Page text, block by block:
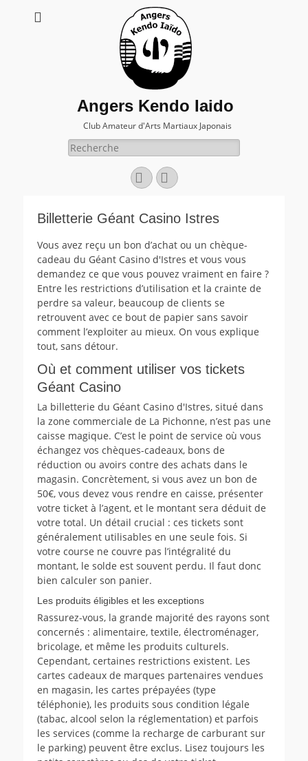
Angers Kendo Iaido
Club Amateur d'Arts Martiaux Japonais
Rechercher :
Facebook
E-
mail
Billetterie Géant Casino Istres
Vous avez reçu un bon d’achat ou un chèque-
cadeau du Géant Casino d'Istres et vous vous
demandez ce que vous pouvez vraiment en faire ?
Entre les restrictions d’utilisation et la crainte de
perdre sa valeur, beaucoup de clients se
retrouvent avec ce bout de papier sans savoir
comment l’exploiter au mieux. On vous explique
tout, sans détour.
Où et comment utiliser vos tickets
Géant Casino
La billetterie du Géant Casino d'Istres, situé dans
la zone commerciale de La Pichonne, n’est pas une
caisse magique. C’est le point de service où vous
échangez vos chèques-cadeaux, bons de
réduction ou avoirs contre des achats dans le
magasin. Concrètement, si vous avez un bon de
50€, vous devez vous rendre en caisse, présenter
votre ticket à l’agent, et le montant sera déduit de
votre total. Un détail crucial : ces tickets sont
généralement utilisables en une seule fois. Si
votre course ne couvre pas l’intégralité du
montant, le solde est souvent perdu. Il faut donc
bien calculer son panier.
Les produits éligibles et les exceptions
Rassurez-vous, la grande majorité des rayons sont
concernés : alimentaire, textile, électroménager,
bricolage, et même les produits culturels.
Cependant, certaines restrictions existent. Les
cartes cadeaux de marques partenaires vendues
en magasin, les cartes prépayées (type
téléphonie), les produits sous condition légale
(tabac, alcool selon la réglementation) et parfois
les services (comme la recharge de carburant sur
le parking) peuvent être exclus. Lisez toujours les